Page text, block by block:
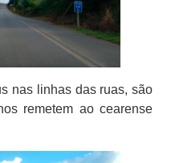
nas linhas das ruas, são
remetem ao cearense